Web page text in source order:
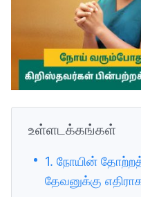
உள்ளடக்கங்கள்
1. நோயின்
தேவனுக்கு